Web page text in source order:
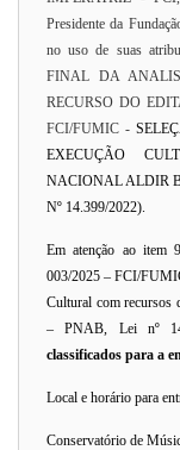
Presidente da
no uso de suas
FINAL DA
RECURSO DO
FCI/FUMIC -
EXECUÇÃO
NACIONAL ALDIR
Nº 14.399/2022).
Em atenção ao item
003/2025 – FCI/
Cultural com recursos
– PNAB, Lei nº
classificados para a
Local e horário para
Conservatório de